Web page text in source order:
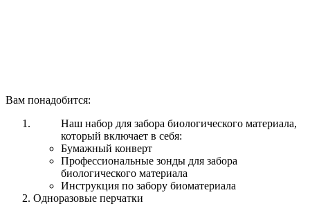
Вам понадобится:
Наш набор для забора биологического материала,
который включает в себя:
Бумажный конверт
Профессиональные зонды для забора
биологического материала
Инструкция по забору биоматериала
Одноразовые перчатки